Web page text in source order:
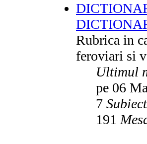
Rubrica in
feroviari si
Ultimul
pe 06
7
191